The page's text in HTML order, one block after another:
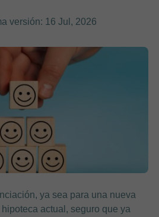
versión: 16 Jul, 2026
ya sea para una nueva
actual, seguro que ya